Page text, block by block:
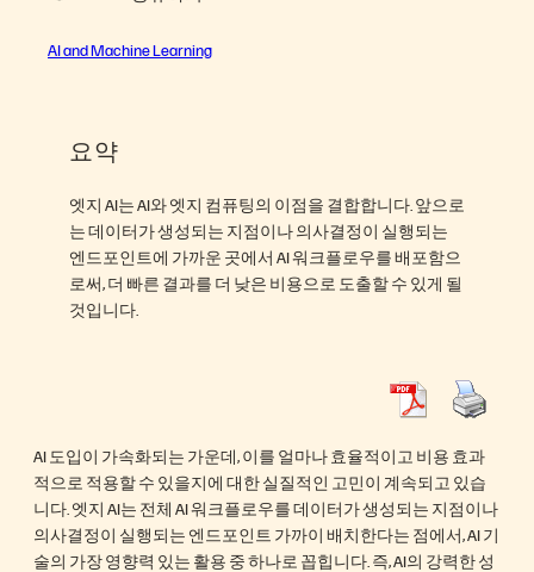
AI and Machine Learning
요약
엣지 AI는 AI와 엣지 컴퓨팅의 이점을 결합합니다. 앞으로
는 데이터가 생성되는 지점이나 의사결정이 실행되는
엔드포인트에 가까운 곳에서 AI 워크플로우를 배포함으
로써, 더 빠른 결과를 더 낮은 비용으로 도출할 수 있게 될
것입니다.
AI 도입이 가속화되는 가운데, 이를 얼마나 효율적이고 비용 효과
적으로 적용할 수 있을지에 대한 실질적인 고민이 계속되고 있습
니다. 엣지 AI는 전체 AI 워크플로우를 데이터가 생성되는 지점이나
의사결정이 실행되는 엔드포인트 가까이 배치한다는 점에서, AI 기
술의 가장 영향력 있는 활용 중 하나로 꼽힙니다. 즉, AI의 강력한 성